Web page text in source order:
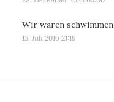
Wir waren schwimmen
15. Juli 2016 21:19